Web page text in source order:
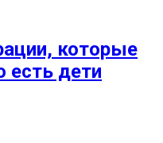
которые
есть дети